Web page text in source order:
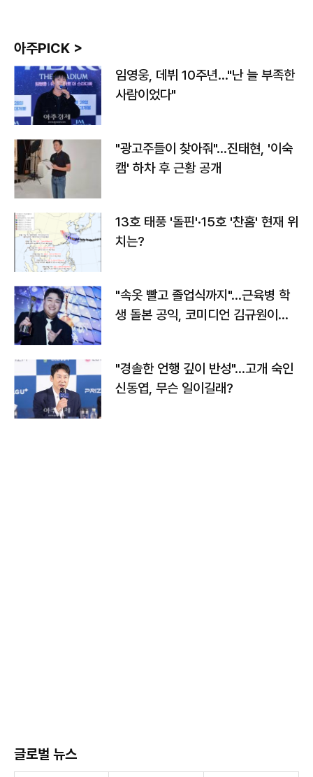
아주PICK >
임영웅, 데뷔 10주년…"난 늘 부족한
사람이었다"
"광고주들이 찾아줘"…진태현, '이숙
캠' 하차 후 근황 공개
13호 태풍 '돌핀'·15호 '찬홈' 현재 위
치는?
"속옷 빨고 졸업식까지"…근육병 학
생 돌본 공익, 코미디언 김규원이었
"경솔한 언행 깊이 반성"…고개 숙인
신동엽, 무슨 일이길래?
글로벌 뉴스